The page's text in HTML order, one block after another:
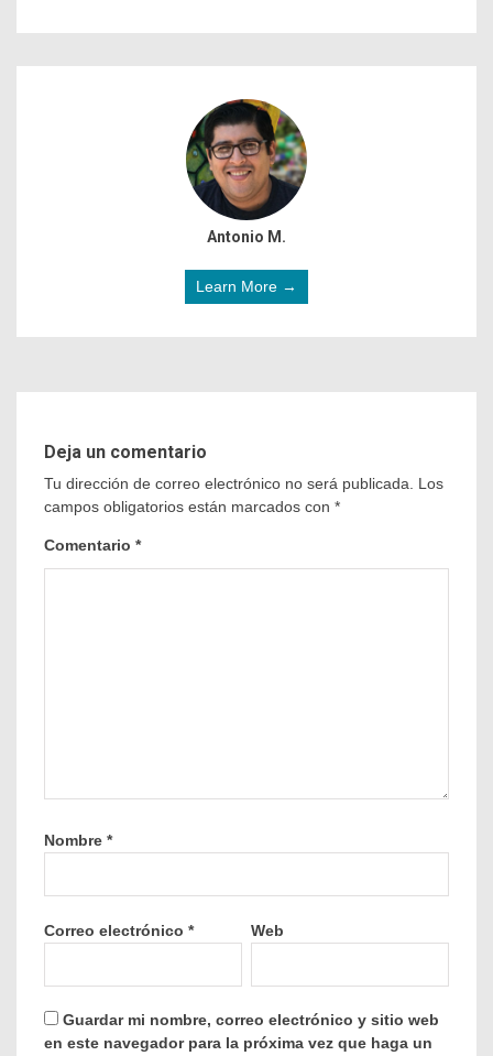
Antonio M.
Learn More →
Deja un comentario
Tu dirección de correo electrónico no será publicada.
Los
campos obligatorios están marcados con *
Comentario *
Nombre *
Correo electrónico * Web
Guardar mi nombre, correo electrónico y sitio web
en este navegador para la próxima vez que haga un